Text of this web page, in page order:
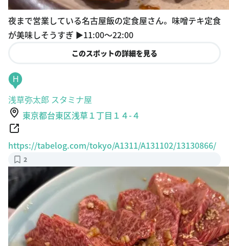
夜まで営業している名古屋飯の定食屋さん。 味噌テキ定食
が美味しそうすぎ ▶︎11:00〜22:00
このスポットの詳細を見る
浅草弥太郎 スタミナ屋
東京都台東区浅草１丁目１４-４
https://tabelog.com/tokyo/A1311/A131102/13130866/
2